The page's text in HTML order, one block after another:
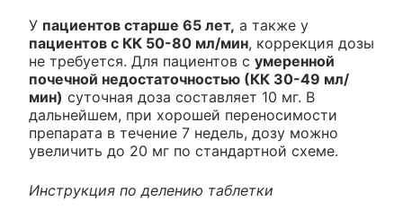
У пациентов старше 65 лет, а также у
пациентов с КК 50-80 мл/мин, коррекция дозы
не требуется. Для пациентов с умеренной
почечной недостаточностью (КК 30-49 мл/
мин) суточная доза составляет 10 мг. В
дальнейшем, при хорошей переносимости
препарата в течение 7 недель, дозу можно
увеличить до 20 мг по стандартной схеме.
Инструкция по делению таблетки